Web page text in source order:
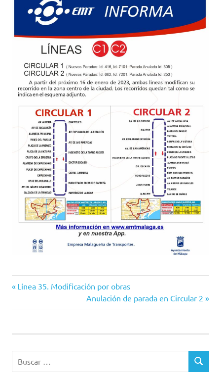
Navegación
de
Entrada
Línea 35. Modificación por obras
Siguiente
entrada:
Anulación de parada en Circular 2
BUSCAR